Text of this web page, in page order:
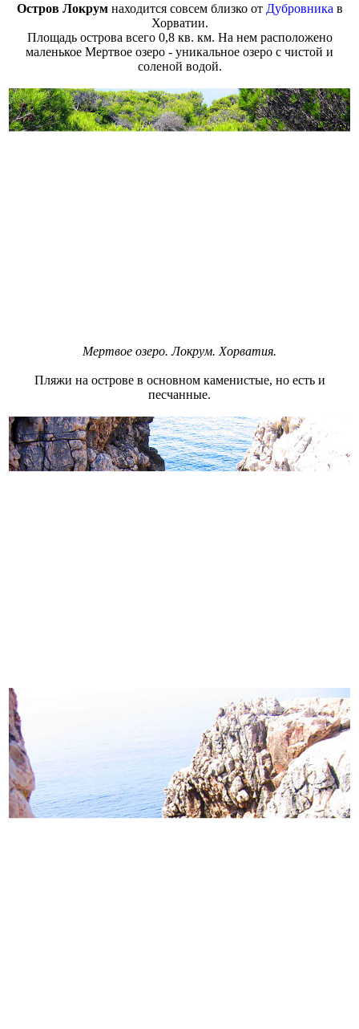
Остров Локрумнаходится совсем близко от Дубровника в
Хорватии.
Площадь острова всего 0,8 кв. км. На нем расположено
маленькое Мертвое озеро - уникальное озеро с чистой и
соленой водой.
Мертвое озеро. Локрум. Хорватия.
Пляжи на острове в основном каменистые, но есть и
песчанные.